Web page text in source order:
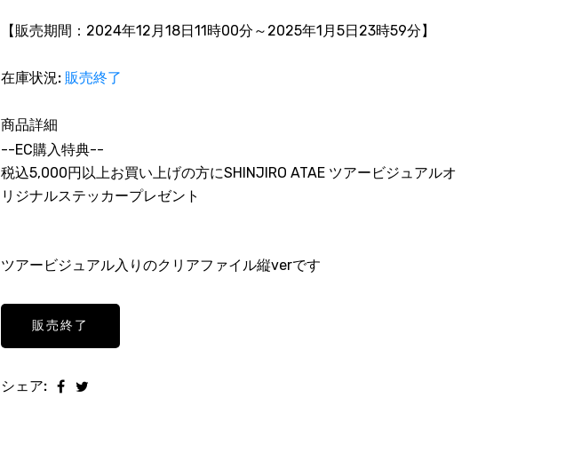
【販売期間： 2024年12月18日11時00分 ～2025年1月5日23時59分】
在庫状況: 販売終了
商品詳細
--EC購入特典--
税込5,000円以上お買い上げの方にSHINJIRO ATAE ツアービジュアルオ
リジナルステッカープレゼント
ツアービジュアル入りのクリアファイル縦verです
販売終了
シェア: